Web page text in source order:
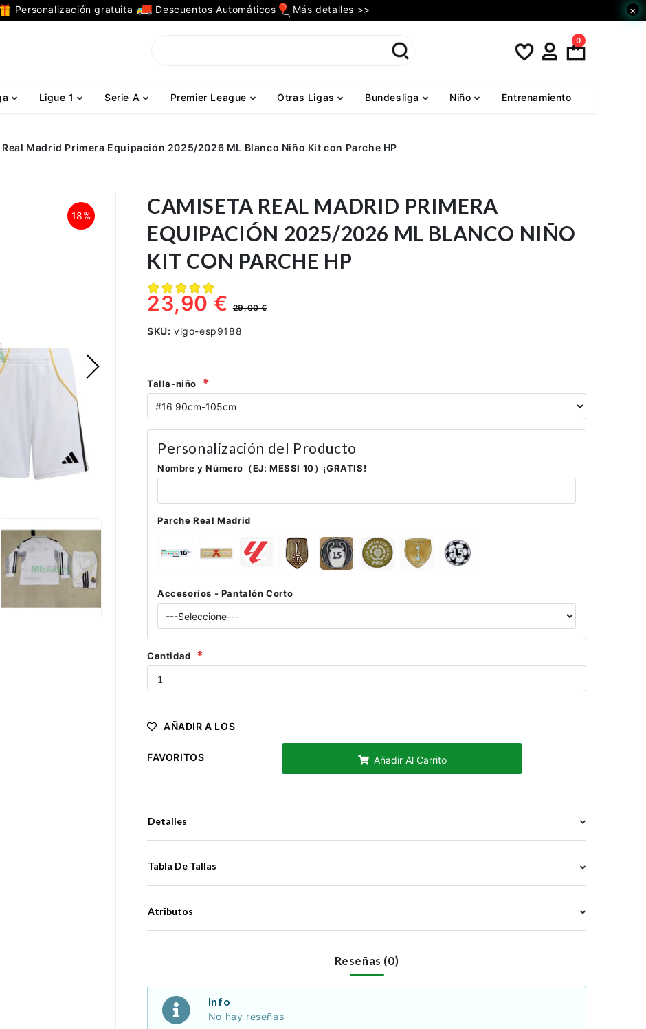
Personalización gratuita Descuentos Automáticos Más detalles >> ×
0
Ligue 1 Serie A Premier League Otras Ligas Bundesliga Niño Entrenamiento
Real Madrid Primera Equipación 2025/2026 ML Blanco Niño Kit con Parche HP
18%
CAMISETA REAL MADRID PRIMERA
EQUIPACIÓN 2025/2026 ML BLANCO NIÑO
KIT CON PARCHE HP
23,90 €29,00 €
SKU: vigo-esp9188
Talla-niño
Personalización del Producto
Nombre y Número（EJ: MESSI 10）¡GRATIS!
Parche Real Madrid
Accesorios - Pantalón Corto
Cantidad
AÑADIR A LOS
FAVORITOS Añadir Al Carrito
Detalles
Tabla De Tallas
Atributos
Reseñas (0)
Info
No hay reseñas